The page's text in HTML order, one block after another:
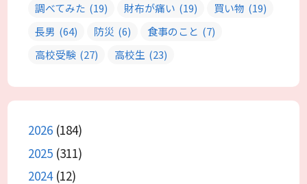
調べてみた (19) 財布が痛い (19) 買い物 (19)
長男 (64) 防災 (6) 食事のこと (7)
高校受験 (27) 高校生 (23)
2026 (184)
2025 (311)
2024(12)